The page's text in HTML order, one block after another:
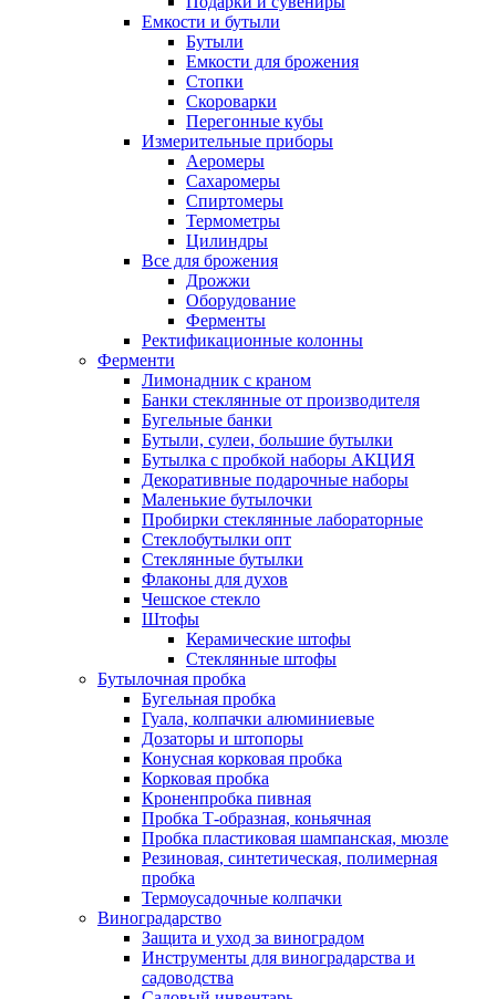
Емкости и бутыли
Бутыли
Емкости для брожения
Стопки
Скороварки
Перегонные кубы
Измерительные приборы
Аеромеры
Сахаромеры
Спиртомеры
Термометры
Цилиндры
Все для брожения
Дрожжи
Оборудование
Ферменты
Ректификационные колонны
Ферменти
Лимонадник с краном
Банки стеклянные от производителя
Бугельные банки
Бутыли, сулеи, большие бутылки
Бутылка с пробкой наборы АКЦИЯ
Декоративные подарочные наборы
Маленькие бутылочки
Пробирки стеклянные лабораторные
Стеклобутылки опт
Стеклянные бутылки
Флаконы для духов
Чешское стекло
Штофы
Керамические штофы
Стеклянные штофы
Бутылочная пробка
Бугельная пробка
Гуала, колпачки алюминиевые
Дозаторы и штопоры
Конусная корковая пробка
Корковая пробка
Кроненпробка пивная
Пробка Т-образная, коньячная
Пробка пластиковая шампанская, мюзле
Резиновая, синтетическая, полимерная
пробка
Термоусадочные колпачки
Виноградарство
Защита и уход за виноградом
Инструменты для виноградарства и
садоводства